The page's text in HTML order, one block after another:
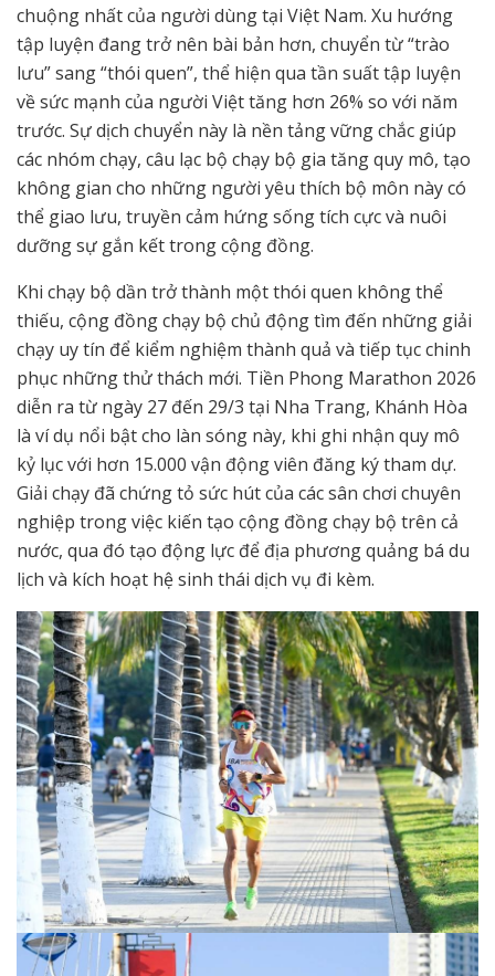
chuộng nhất của người dùng tại Việt Nam. Xu hướng
tập luyện đang trở nên bài bản hơn, chuyển từ “trào
lưu” sang “thói quen”, thể hiện qua tần suất tập luyện
về sức mạnh của người Việt tăng hơn 26% so với năm
trước. Sự dịch chuyển này là nền tảng vững chắc giúp
các nhóm chạy, câu lạc bộ chạy bộ gia tăng quy mô, tạo
không gian cho những người yêu thích bộ môn này có
thể giao lưu, truyền cảm hứng sống tích cực và nuôi
dưỡng sự gắn kết trong cộng đồng.
Khi chạy bộ dần trở thành một thói quen không thể
thiếu, cộng đồng chạy bộ chủ động tìm đến những giải
chạy uy tín để kiểm nghiệm thành quả và tiếp tục chinh
phục những thử thách mới. Tiền Phong Marathon 2026
diễn ra từ ngày 27 đến 29/3 tại Nha Trang, Khánh Hòa
là ví dụ nổi bật cho làn sóng này, khi ghi nhận quy mô
kỷ lục với hơn 15.000 vận động viên đăng ký tham dự.
Giải chạy đã chứng tỏ sức hút của các sân chơi chuyên
nghiệp trong việc kiến tạo cộng đồng chạy bộ trên cả
nước, qua đó tạo động lực để địa phương quảng bá du
lịch và kích hoạt hệ sinh thái dịch vụ đi kèm.